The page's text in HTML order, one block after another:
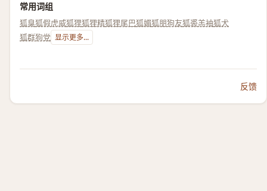
常用词组
狐臭狐假虎威狐狸狐狸精狐狸尾巴狐媚狐朋狗友狐裘羔袖狐犬
狐群狗党 显示更多...
反馈